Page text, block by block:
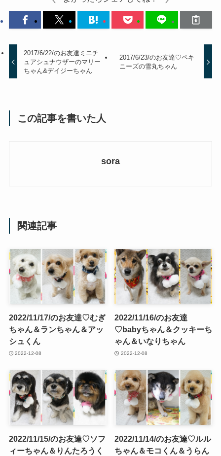
2017/6/22/のお友達ミニチ
ュアシュナウザーのマリー
ちゃん&デイジーちゃん
2017/6/23/のお友達♡ペキ
ニーズの雪丸ちゃん
この記事を書いた人
sora
関連記事
2022/11/17/のお友達♡むぎ
ちゃん＆ランちゃん＆アッ
シュくん
2022-12-08
2022/11/16/のお友達
♡babyちゃん＆クッキーち
ゃん＆いなりちゃん
2022-12-08
2022/11/15/のお友達♡ソフ
ィーちゃん＆りんたろうく
2022/11/14/のお友達♡ルル
ちゃん＆モコくん＆うらん